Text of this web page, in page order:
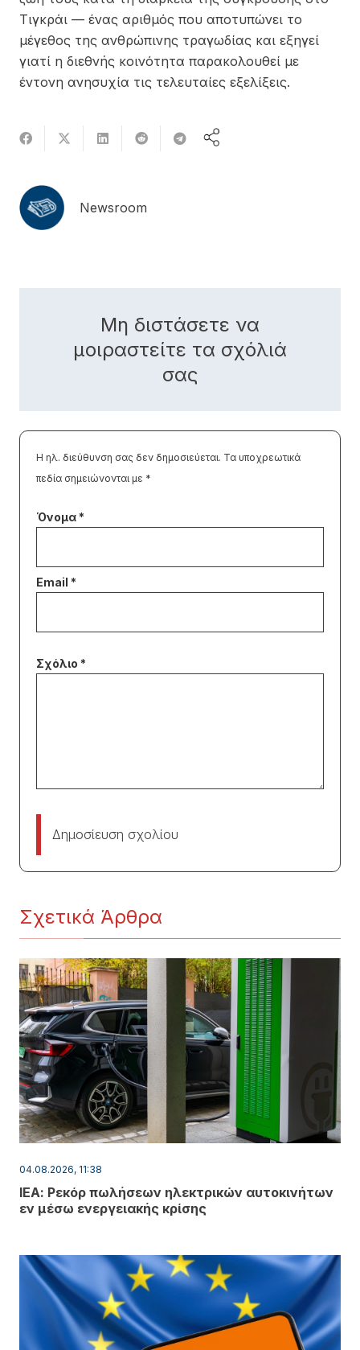
Τιγκράι — ένας αριθμός που αποτυπώνει το
μέγεθος της ανθρώπινης τραγωδίας και εξηγεί
γιατί η διεθνής κοινότητα παρακολουθεί με
έντονη ανησυχία τις τελευταίες εξελίξεις.
Newsroom
Μη διστάσετε να
μοιραστείτε τα σχόλιά
σας
Η ηλ. διεύθυνση σας δεν δημοσιεύεται. Τα υποχρεωτικά
πεδία σημειώνονται με *
Δημοσίευση σχολίου
Σχετικά Άρθρα
04.08.2026, 11:38
ΙΕΑ: Ρεκόρ πωλήσεων ηλεκτρικών αυτοκινήτων
εν μέσω ενεργειακής κρίσης